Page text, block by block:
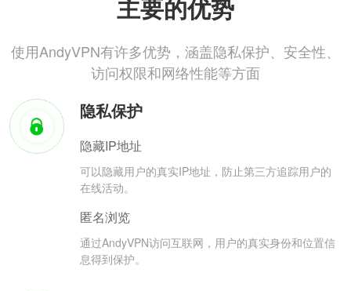
主要的优势
使用AndyVPN有许多优势，涵盖隐私保护、安全性、
访问权限和网络性能等方面
隐私保护
隐藏IP地址
可以隐藏用户的真实IP地址，防止第三方追踪用户的
在线活动。
匿名浏览
通过AndyVPN访问互联网，用户的真实身份和位置信
息得到保护。